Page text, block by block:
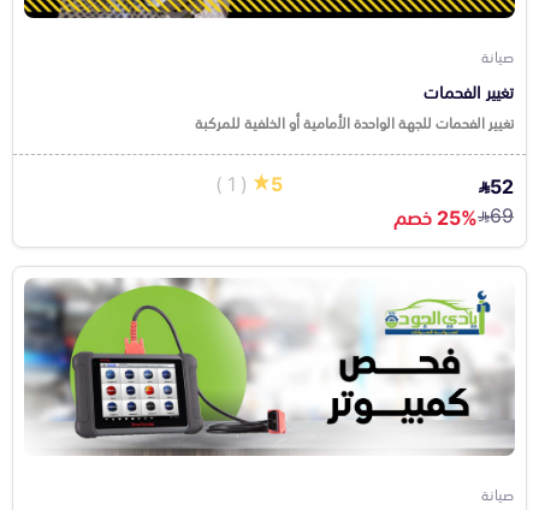
صيانة
تغيير الفحمات
تغيير الفحمات للجهة الواحدة الأمامية أو الخلفية للمركبة
52
5
( 1 )
69 25% خصم
صيانة